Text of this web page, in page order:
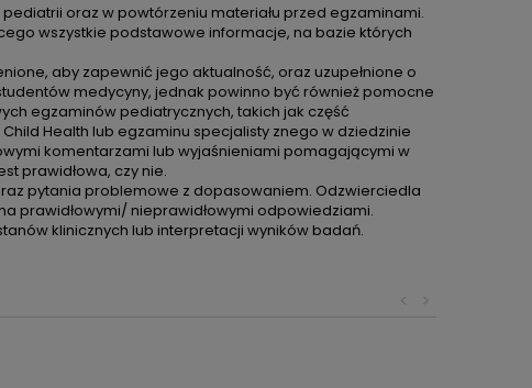
oraz w powtórzeniu materiału przed egzaminami.
wszystkie podstawowe informacje, na bazie których
aby zapewnić jego aktualność, oraz uzupełnione o
medycyny, jednak powinno być również pomocne
egzaminów pediatrycznych, takich jak część
Health lub egzaminu specjalisty znego w dziedzinie
komentarzami lub wyjaśnieniami pomagającymi w
prawidłowa, czy nie.
pytania problemowe z dopasowaniem. Odzwierciedla
prawidłowymi/ nieprawidłowymi odpowiedziami.
klinicznych lub interpretacji wyników badań.
>
<